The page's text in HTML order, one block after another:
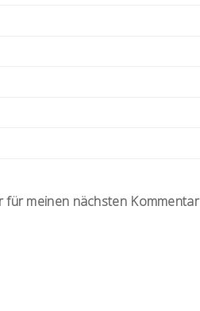
für meinen nächsten Kommentar